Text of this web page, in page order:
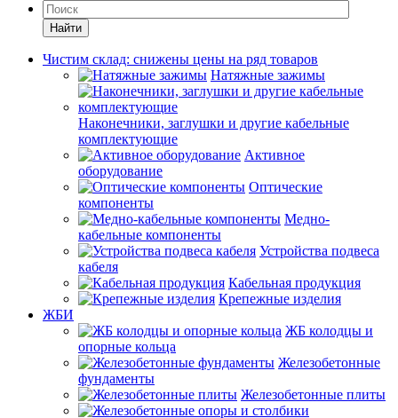
Найти
Чистим склад: снижены цены на ряд товаров
Натяжные зажимы
Наконечники, заглушки и другие кабельные
комплектующие
Активное
оборудование
Оптические
компоненты
Медно-
кабельные компоненты
Устройства подвеса
кабеля
Кабельная продукция
Крепежные изделия
ЖБИ
ЖБ колодцы и
опорные кольца
Железобетонные
фундаменты
Железобетонные плиты